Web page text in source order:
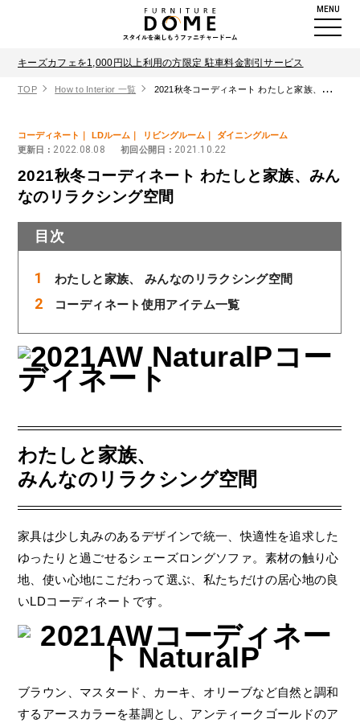
MENU
キーズカフェを1,000円以上利用の方限定 駐車料金割引サービス
TOP How to Interior 一覧 2021秋冬コーディネート わたしと家族、みんなのリラクシング空間
コーディネート LDルーム リビングルーム
ダイニングルーム
更新日 : 2022.08.08 初回公開日 : 2021.10.22
2021秋冬コーディネート わたしと家族、みん
なのリラクシング空間
目次
わたしと家族、 みんなのリラクシング空間
コーディネート使用アイテム一覧
わたしと家族、
みんなのリラクシング空間
家具は少し丸みのあるデザインで統一、快適性を追求した
ゆったりと過ごせるシェーズロングソファ。素材の触り心
地、使い心地にこだわって選ぶ、私たちだけの居心地の良
いLDコーディネートです。
ブラウン、マスタード、カーキ、オリーブなど自然と調和
するアースカラーを基調とし、アンティークゴールドのア